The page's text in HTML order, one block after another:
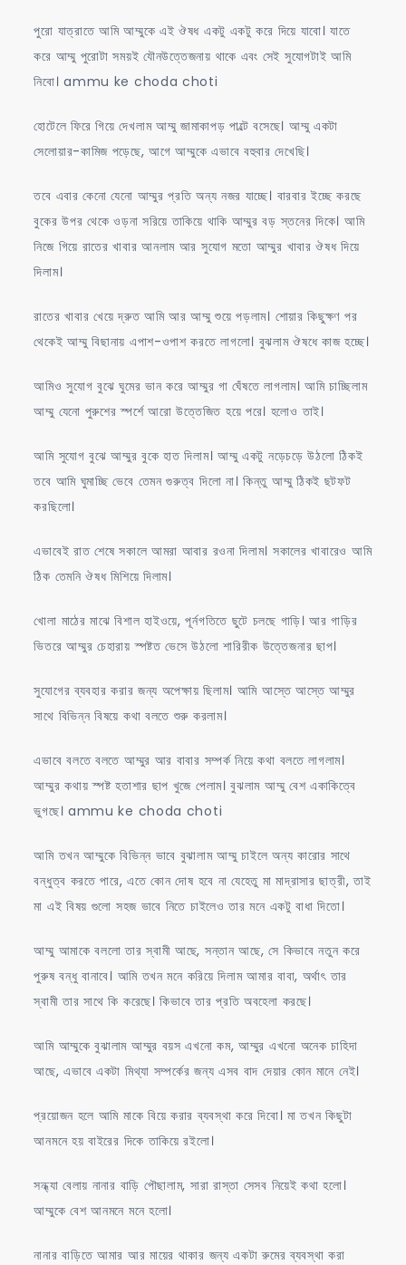
পুরো যাত্রাতে আমি আম্মুকে এই ঔষধ একটু একটু করে দিয়ে যাবো। যাতে
করে আম্মু পুরোটা সময়ই যৌনউত্তেজনায় থাকে এবং সেই সুযোগটাই আমি
নিবো। ammu ke choda choti
হোটেলে ফিরে গিয়ে দেখলাম আম্মু জামাকাপড় পাল্টে বসেছে। আম্মু একটা
সেলোয়ার-কামিজ পড়েছে, আগে আম্মুকে এভাবে বহুবার দেখেছি।
তবে এবার কেনো যেনো আম্মুর প্রতি অন্য নজর যাচ্ছে। বারবার ইচ্ছে করছে
বুকের উপর থেকে ওড়না সরিয়ে তাকিয়ে থাকি আম্মুর বড় স্তনের দিকে। আমি
নিজে গিয়ে রাতের খাবার আনলাম আর সুযোগ মতো আম্মুর খাবার ঔষধ দিয়ে
দিলাম।
রাতের খাবার খেয়ে দ্রুত আমি আর আম্মু শুয়ে পড়লাম। শোয়ার কিছুক্ষণ পর
থেকেই আম্মু বিছানায় এপাশ-ওপাশ করতে লাগলো। বুঝলাম ঔষধে কাজ হচ্ছে।
আমিও সুযোগ বুঝে ঘুমের ভান করে আম্মুর গা ঘেঁষতে লাগলাম। আমি চাচ্ছিলাম
আম্মু যেনো পুরুশের স্পর্শে আরো উত্তেজিত হয়ে পরে। হলোও তাই।
আমি সুযোগ বুঝে আম্মুর বুকে হাত দিলাম। আম্মু একটু নড়েচড়ে উঠলো ঠিকই
তবে আমি ঘুমাচ্ছি ভেবে তেমন গুরুত্ব দিলো না। কিন্তু আম্মু ঠিকই ছটফট
করছিলো।
এভাবেই রাত শেষে সকালে আমরা আবার রওনা দিলাম। সকালের খাবারেও আমি
ঠিক তেমনি ঔষধ মিশিয়ে দিলাম।
খোলা মাঠের মাঝে বিশাল হাইওয়ে, পূর্নগতিতে ছুটে চলছে গাড়ি। আর গাড়ির
ভিতরে আম্মুর চেহারায় স্পষ্টত ভেসে উঠলো শারিরীক উত্তেজনার ছাপ।
সুযোগের ব্যবহার করার জন্য অপেক্ষায় ছিলাম। আমি আস্তে আস্তে আম্মুর
সাথে বিভিন্ন বিষয়ে কথা বলতে শুরু করলাম।
এভাবে বলতে বলতে আম্মুর আর বাবার সম্পর্ক নিয়ে কথা বলতে লাগলাম।
আম্মুর কথায় স্পষ্ট হতাশার ছাপ খুজে পেলাম। বুঝলাম আম্মু বেশ একাকিত্বে
ভুগছে। ammu ke choda choti
আমি তখন আম্মুকে বিভিন্ন ভাবে বুঝালাম আম্মু চাইলে অন্য কারোর সাথে
বন্ধুত্ব করতে পারে, এতে কোন দোষ হবে না যেহেতু মা মাদ্রাসার ছাত্রী, তাই
মা এই বিষয় গুলো সহজ ভাবে নিতে চাইলেও তার মনে একটু বাধা দিতো।
আম্মু আমাকে বললো তার স্বামী আছে, সন্তান আছে, সে কিভাবে নতুন করে
পুরুষ বন্ধু বানাবে। আমি তখন মনে করিয়ে দিলাম আমার বাবা, অর্থাৎ তার
স্বামী তার সাথে কি করেছে। কিভাবে তার প্রতি অবহেলা করছে।
আমি আম্মুকে বুঝালাম আম্মুর বয়স এখনো কম, আম্মুর এখনো অনেক চাহিদা
আছে, এভাবে একটা মিথ্যা সম্পর্কের জন্য এসব বাদ দেয়ার কোন মানে নেই।
প্রয়োজন হলে আমি মাকে বিয়ে করার ব্যবস্থা করে দিবো। মা তখন কিছুটা
আনমনে হয় বাইরের দিকে তাকিয়ে রইলো।
সন্ধ্যা বেলায় নানার বাড়ি পৌছালাম, সারা রাস্তা সেসব নিয়েই কথা হলো।
আম্মুকে বেশ আনমনে মনে হলো।
নানার বাড়িতে আমার আর মায়ের থাকার জন্য একটা রুমের ব্যবস্থা করা